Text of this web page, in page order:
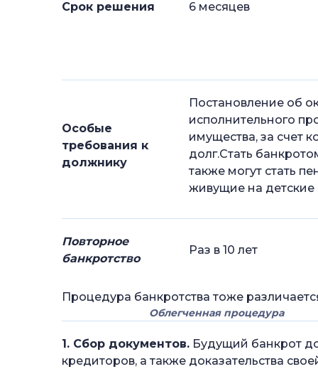
Срок решения 6 месяцев
Особые
требования к
должнику
Постановление об
исполнительного
имущества, за счет
долг.Стать
также могут стать
живущие на детские
Повторное
банкротство
Раз в 10 лет
Процедура банкротства тоже
Облегченная процедура
1. Сбор документов. Будущий банкрот
кредиторов, а также доказательства